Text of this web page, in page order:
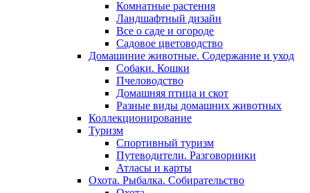
Комнатные растения
Ландшафтный дизайн
Все о саде и огороде
Садовое цветоводство
Домашиние животные. Содержание и уход
Собаки. Кошки
Пчеловодство
Домашняя птица и скот
Разные виды домашних животных
Коллекционирование
Туризм
Спортивный туризм
Путеводители. Разговорники
Атласы и карты
Охота. Рыбалка. Собирательство